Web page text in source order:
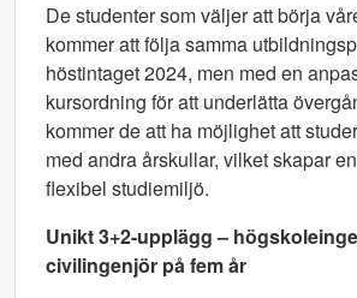
De studenter som väljer att börja
kommer att följa samma
höstintaget 2024, men med en
kursordning för att underlätta
kommer de att ha möjlighet att
med andra årskullar, vilket skapar
flexibel studiemiljö.
Unikt 3+2-upplägg – h
civilingenjör på fem år